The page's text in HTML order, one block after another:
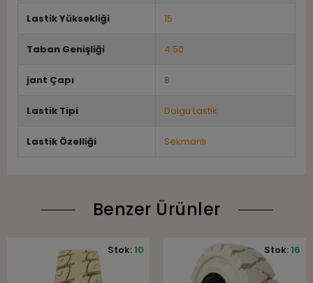
Lastik Yüksekliği 15
Taban Genişliği 4.50
jant Çapı 8
Lastik Tipi Dolgu Lastik
Lastik Özelliği Sekmanlı
Benzer Ürünler
Stok:10 Stok:16